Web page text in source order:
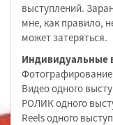
выступлений.
мне, как правило,
может затеряться.
Индивидуальные
Фотографирование
Видео одного
РОЛИК одного
Reels одного